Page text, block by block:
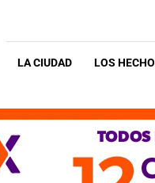
LA CIUDAD LOS